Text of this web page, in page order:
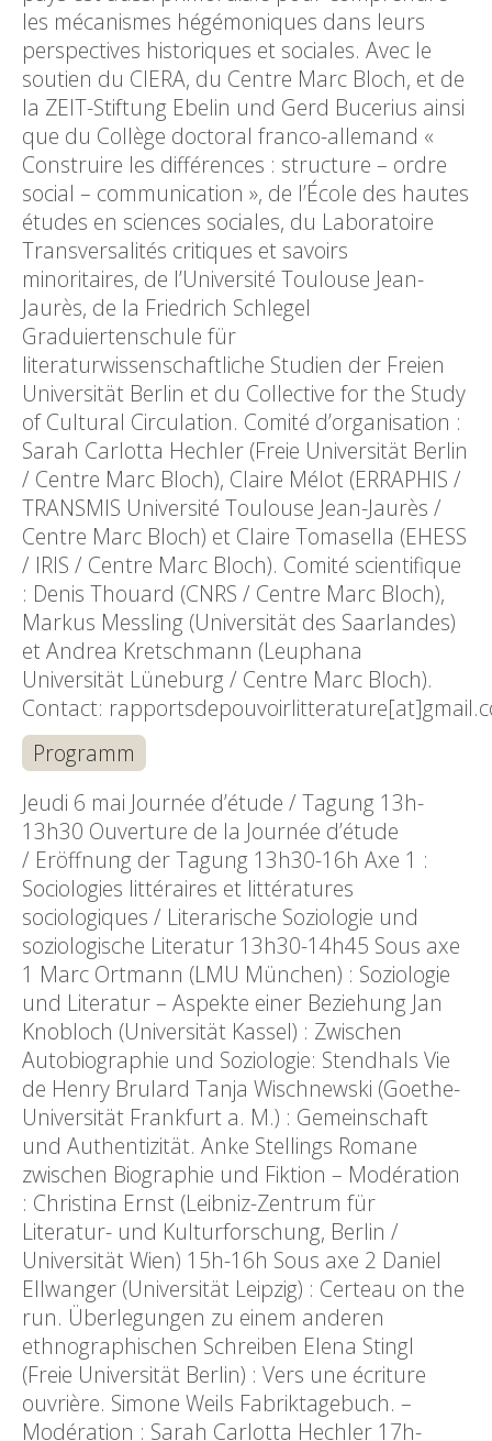
les mécanismes hégémoniques dans leurs
perspectives historiques et sociales. Avec le
soutien du CIERA, du Centre Marc Bloch, et de
la ZEIT-Stiftung Ebelin und Gerd Bucerius ainsi
que du Collège doctoral franco-allemand «
Construire les différences : structure – ordre
social – communication », de l’École des hautes
études en sciences sociales, du Laboratoire
Transversalités critiques et savoirs
minoritaires, de l’Université Toulouse Jean-
Jaurès, de la Friedrich Schlegel
Graduiertenschule für
literaturwissenschaftliche Studien der Freien
Universität Berlin et du Collective for the Study
of Cultural Circulation. Comité d’organisation :
Sarah Carlotta Hechler (Freie Universität Berlin
/ Centre Marc Bloch), Claire Mélot (ERRAPHIS /
TRANSMIS Université Toulouse Jean-Jaurès /
Centre Marc Bloch) et Claire Tomasella (EHESS
/ IRIS / Centre Marc Bloch). Comité scientifique
: Denis Thouard (CNRS / Centre Marc Bloch),
Markus Messling (Universität des Saarlandes)
et Andrea Kretschmann (Leuphana
Universität Lüneburg / Centre Marc Bloch).
Contact:
Programm
Jeudi 6 mai Journée d’étude / Tagung 13h-
13h30 Ouverture de la Journée d’étude
/ Eröffnung der Tagung 13h30-16h Axe 1 :
Sociologies littéraires et littératures
sociologiques / Literarische Soziologie und
soziologische Literatur 13h30-14h45 Sous axe
1 Marc Ortmann (LMU München) : Soziologie
und Literatur – Aspekte einer Beziehung Jan
Knobloch (Universität Kassel) : Zwischen
Autobiographie und Soziologie: Stendhals Vie
de Henry Brulard Tanja Wischnewski (Goethe-
Universität Frankfurt a. M.) : Gemeinschaft
und Authentizität. Anke Stellings Romane
zwischen Biographie und Fiktion – Modération
: Christina Ernst (Leibniz-Zentrum für
Literatur- und Kulturforschung, Berlin /
Universität Wien) 15h-16h Sous axe 2 Daniel
Ellwanger (Universität Leipzig) : Certeau on the
run. Überlegungen zu einem anderen
ethnographischen Schreiben Elena Stingl
(Freie Universität Berlin) : Vers une écriture
ouvrière. Simone Weils Fabriktagebuch. –
Modération : Sarah Carlotta Hechler 17h-